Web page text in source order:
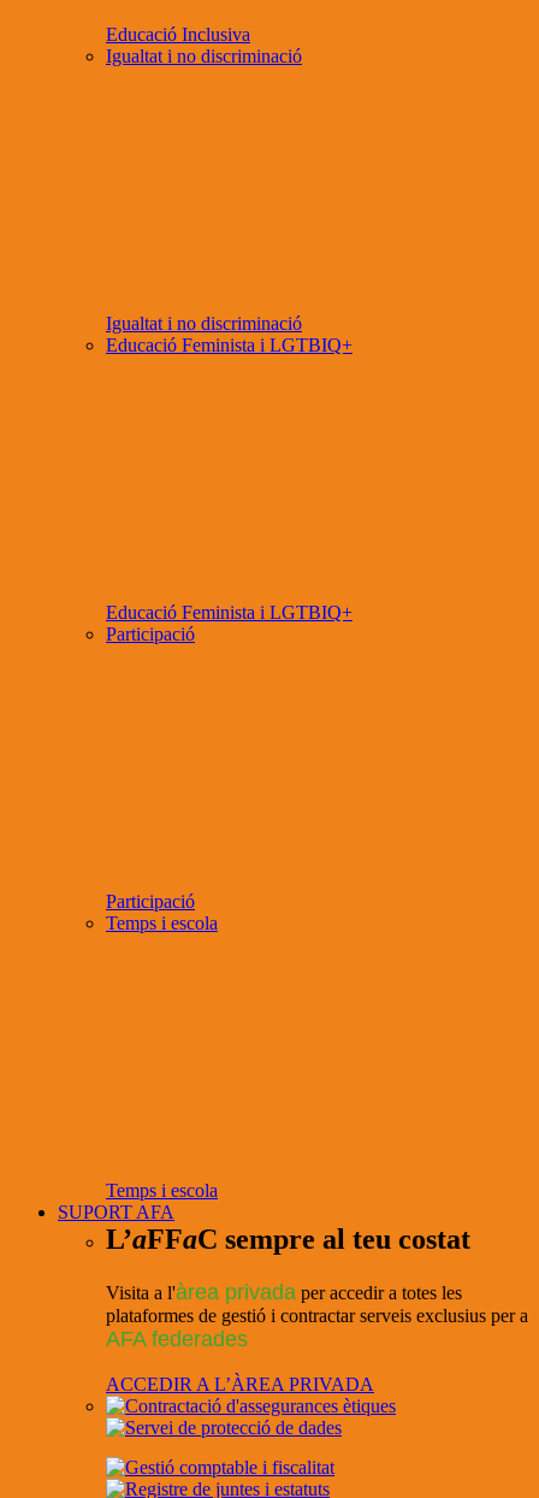
Educació Inclusiva
Igualtat i no discriminació
Igualtat i no discriminació
Educació Feminista i LGTBIQ+
Educació Feminista i LGTBIQ+
Participació
Participació
Temps i escola
Temps i escola
SUPORT AFA
L’aFFaC sempre al teu costat
Visita a l'àrea privada per accedir a totes les
plataformes de gestió i contractar serveis exclusius per a
AFA federades
ACCEDIR A L’ÀREA PRIVADA